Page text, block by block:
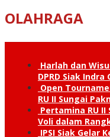
OLAHRAGA
Harlah dan
DPRD Siak
Open
RU II Sungai
Pertamina RU
Voli dalam
IPSI Siak Gelar